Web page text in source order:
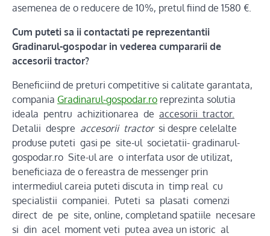
asemenea de o reducere de 10%, pretul fiind de 1580 €.
Cum puteti sa ii contactati pe reprezentantii
Gradinarul-gospodar in vederea cumpararii de
accesorii tractor?
Beneficiind de preturi competitive si calitate garantata,
compania Gradinarul-gospodar.ro reprezinta solutia
ideala pentru achizitionarea de accesorii tractor.
Detalii despre accesorii tractorsi despre celelalte
produse puteti gasi pe site-ul societatii- gradinarul-
gospodar.ro Site-ul are o interfata usor de utilizat,
beneficiaza de o fereastra de messenger prin
intermediul careia puteti discuta in timp real cu
specialistii companiei. Puteti sa plasati comenzi
direct de pe site, online, completand spatiile necesare
si din acel moment veti putea avea un istoric al